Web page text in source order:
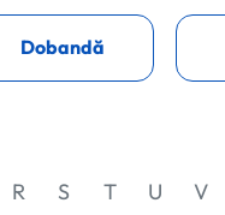
Dobandă
R S T U V